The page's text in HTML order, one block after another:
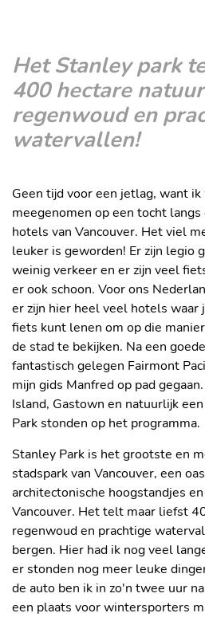
Het Stanley park
400 hectare
regenwoud en
watervallen!
Geen tijd voor een jetlag, want
meegenomen op een tocht langs
hotels van Vancouver. Het viel
leuker is geworden! Er zijn legio
weinig verkeer en er zijn veel
er ook schoon. Voor ons
er zijn hier heel veel hotels waar
fiets kunt lenen om op die
de stad te bekijken. Na een
fantastisch gelegen Fairmont
mijn gids Manfred op pad
Island, Gastown en natuurlijk
Park stonden op het programma.
STANLEY PARK,
Stanley Park is het grootste en
stadspark van Vancouver, een
architectonische hoogstandjes
Vancouver. Het telt maar liefst
regenwoud en prachtige
bergen. Hier had ik nog veel
er stonden nog meer leuke
de auto ben ik in zo'n twee uur
een plaats voor wintersporters